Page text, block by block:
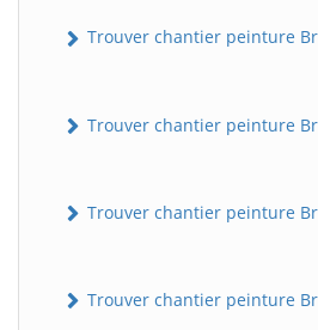
Trouver chantier peinture
Trouver chantier peinture
Trouver chantier peinture
Trouver chantier peinture